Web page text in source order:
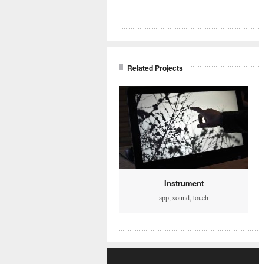
Related Projects
Instrument
app sound touch